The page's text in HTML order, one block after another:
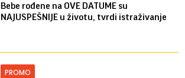
Bebe rođene na OVE DATUME su
NAJUSPEŠNIJE u životu, tvrdi istraživanje
PROMO